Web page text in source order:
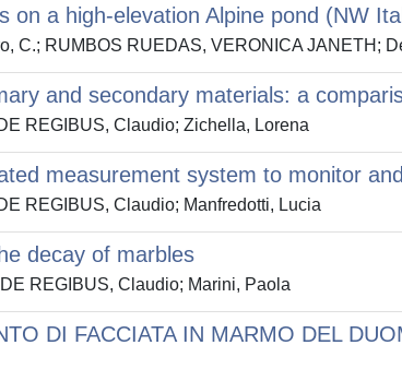
on a high-elevation Alpine pond (NW
C.; RUMBOS RUEDAS, VERONICA JANETH;
and secondary materials: a
REGIBUS, Claudio; Zichella, Lorena
measurement system to monitor
REGIBUS, Claudio; Manfredotti, Lucia
decay of marbles
REGIBUS, Claudio; Marini, Paola
DI FACCIATA IN MARMO DEL